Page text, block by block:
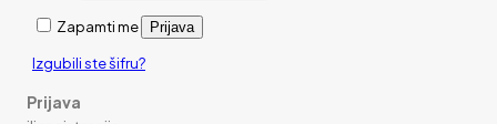
Zapamti me Prijava
Izgubili ste šifru?
Prijava